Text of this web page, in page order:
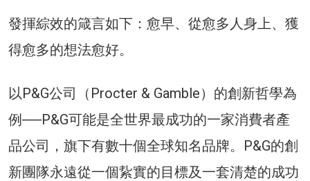
發揮綜效的箴言如下：愈早、從愈多人身上、獲
得愈多的想法愈好。
以P&G公司（Procter & Gamble）的創新哲學為
例──P&G可能是全世界最成功的一家消費者產
品公司，旗下有數十個全球知名品牌。P&G的創
新團隊永遠從一個紥實的目標及一套清楚的成功